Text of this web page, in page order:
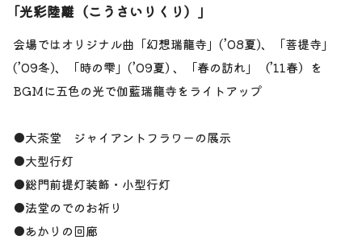
｢光彩陸離（こうさいりくり）｣
会場ではオリジナル曲「幻想瑞龍寺」(’08夏)、「菩提寺」
(’09冬)、「時の雫」(’09夏) 、「春の訪れ」（’11春）を
BGMに五色の光で伽藍瑞龍寺をライトアップ
●大茶堂 ジャイアントフラワーの展示
●大型行灯
●総門前提灯装飾・小型行灯
●法堂のでのお祈り
●あかりの回廊